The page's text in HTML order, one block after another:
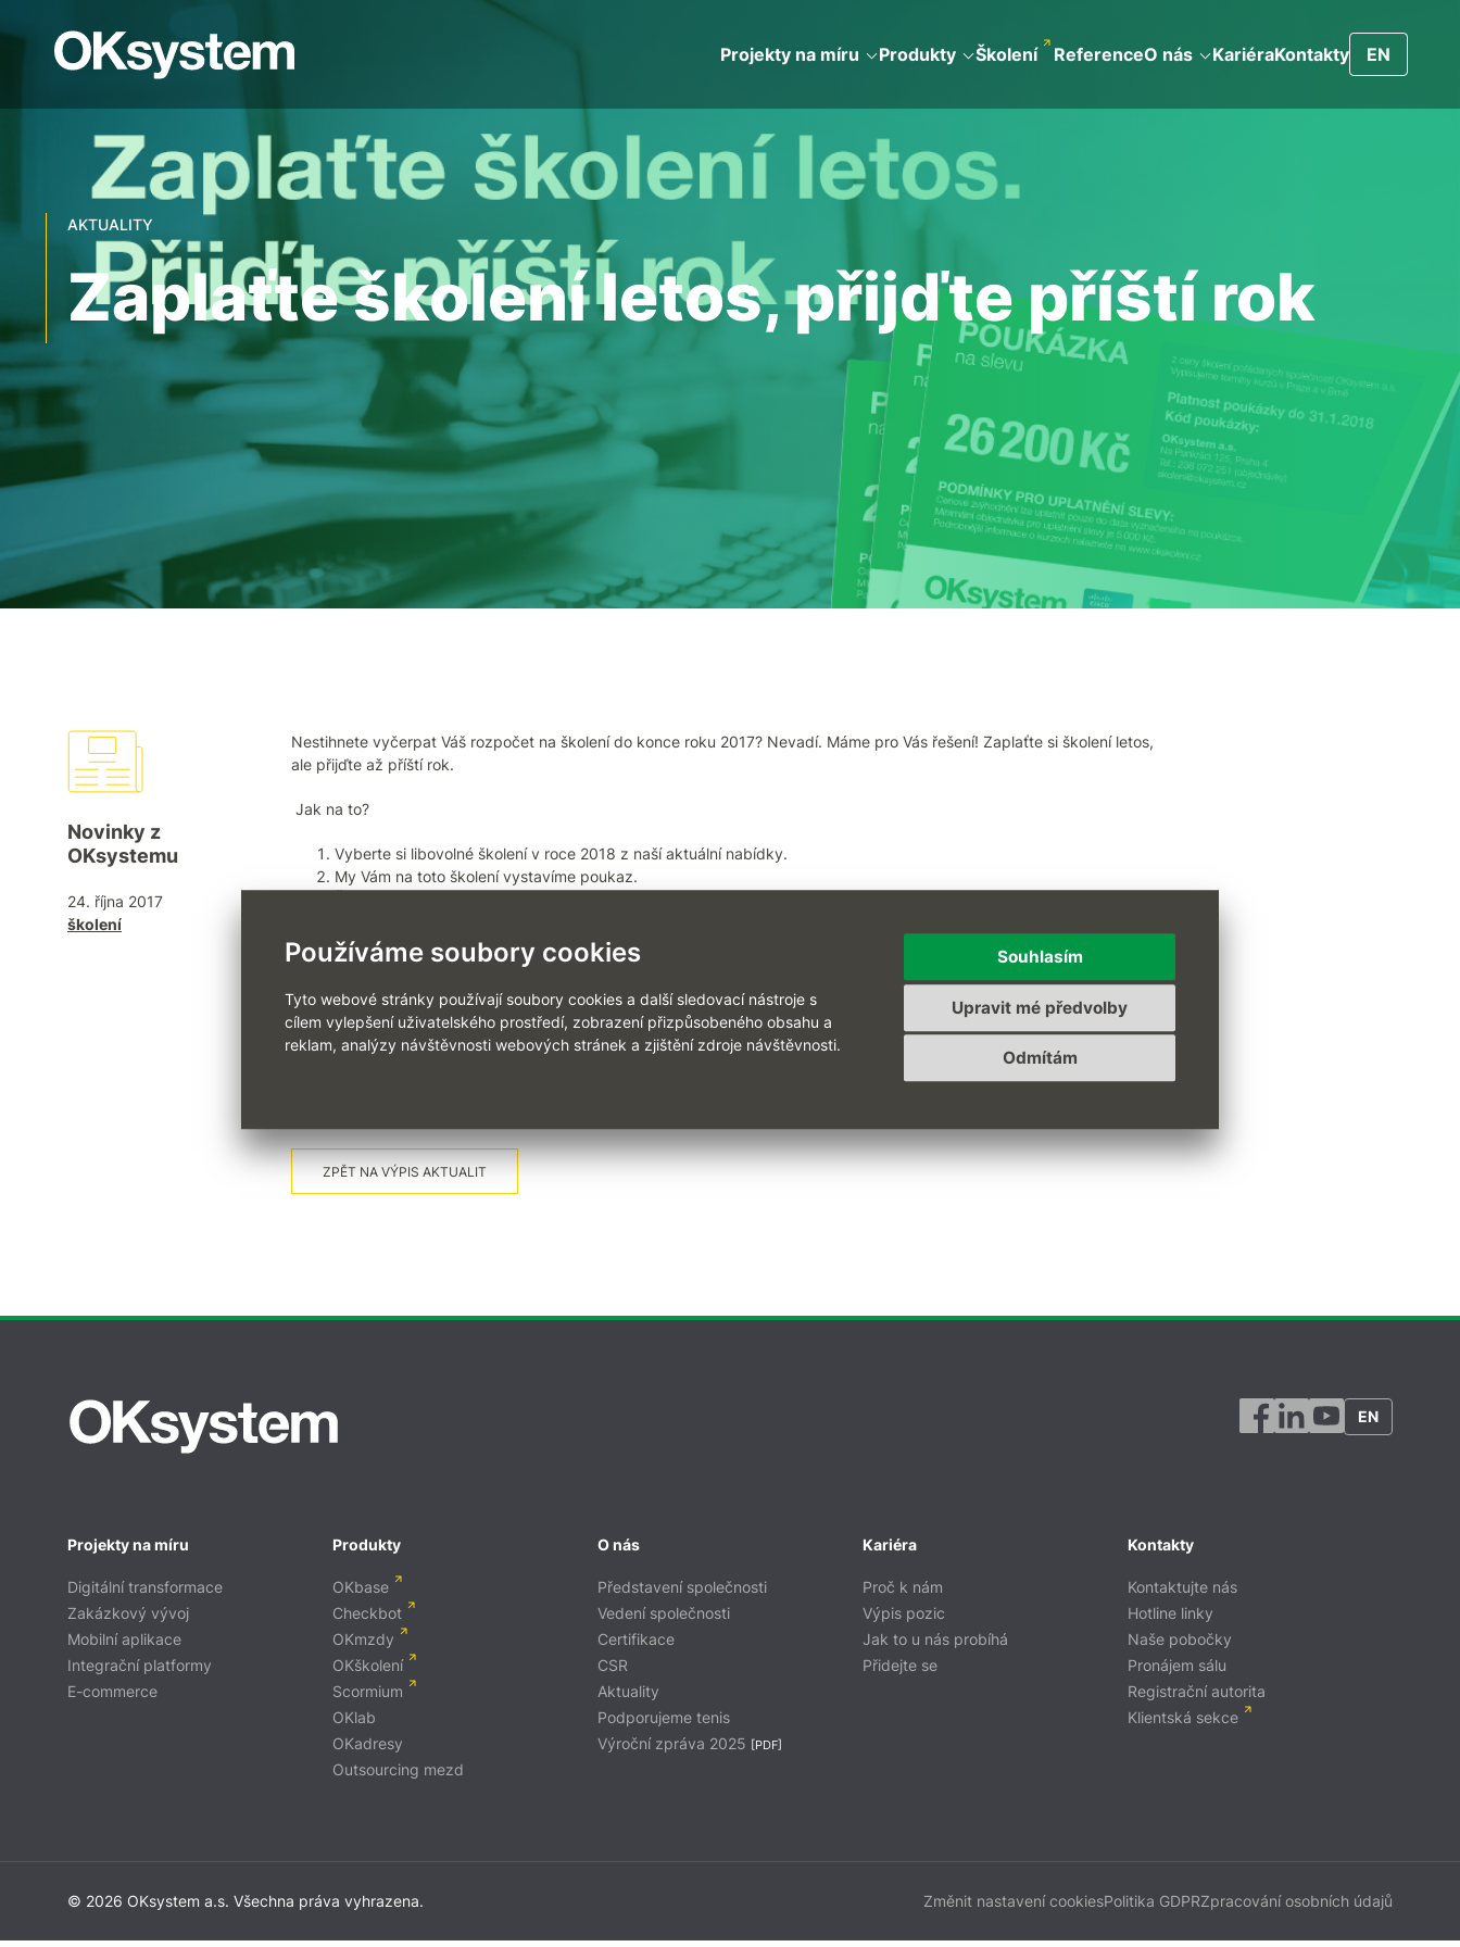
Používáme soubory cookies
Tyto webové stránky používají soubory cookies a další sledovací nástroje s
cílem vylepšení uživatelského prostředí, zobrazení přizpůsobeného obsahu a
reklam, analýzy návštěvnosti webových stránek a zjištění zdroje návštěvnosti.
Souhlasím
Odmítám
Upravit mé předvolby
Projekty na míru Produkty Školení ReferenceO nás KariéraKontakty EN
AKTUALITY
Zaplaťte školení letos, přijďte příští rok
Novinky z
OKsystemu
24. října 2017
školení
Nestihnete vyčerpat Váš rozpočet na školení do konce roku 2017? Nevadí. Máme pro Vás řešení! Zaplaťte si školení letos,
ale přijďte až příští rok.
Jak na to?
Vyberte si libovolné školení v roce 2018 z naší aktuální nabídky.
My Vám na toto školení vystavíme poukaz.
Kompletní přehled školení najdete zde.
Podrobnější informace a případné dotazy Vám rády zodpoví naše obchodní manažerky Jitka Sotonová a Jana Vejmelková
naskoleni@oksystem.cz.
ZPĚT NA VÝPIS AKTUALIT
EN
Projekty na míru
Digitální transformace
Zakázkový vývoj
Mobilní aplikace
Integrační platformy
E-commerce
Produkty
OKbase
Checkbot
OKmzdy
OKškolení
Scormium
OKlab
OKadresy
Outsourcing mezd
O nás
Představení společnosti
Vedení společnosti
Certifikace
CSR
Aktuality
Podporujeme tenis
Výroční zpráva 2025 [PDF]
Kariéra
Proč k nám
Výpis pozic
Jak to u nás probíhá
Přidejte se
Kontakty
Kontaktujte nás
Hotline linky
Naše pobočky
Pronájem sálu
Registrační autorita
Klientská sekce
© 2026 OKsystem a.s. Všechna práva vyhrazena. Změnit nastavení cookiesPolitika GDPRZpracování osobních údajů